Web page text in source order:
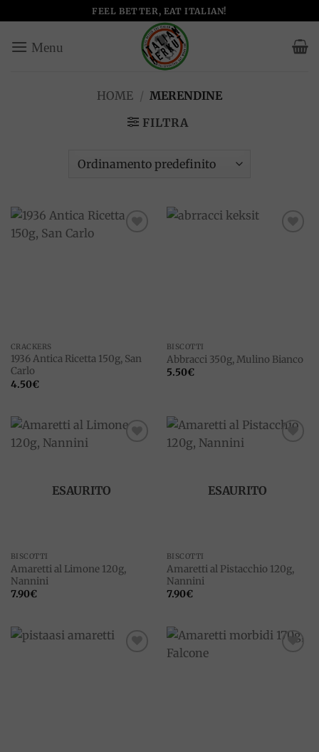
ai
contenuti
FEEL BETTER, EAT ITALIAN!
HOME / MERENDINE
FILTRA
CRACKERS
1936 Antica Ricetta 150g, San
Carlo
4.50€
BISCOTTI
Abbracci 350g, Mulino Bianco
5.50€
ESAURITO
BISCOTTI
Amaretti al Limone 120g,
Nannini
7.90€
ESAURITO
BISCOTTI
Amaretti al Pistacchio 120g,
Nannini
7.90€